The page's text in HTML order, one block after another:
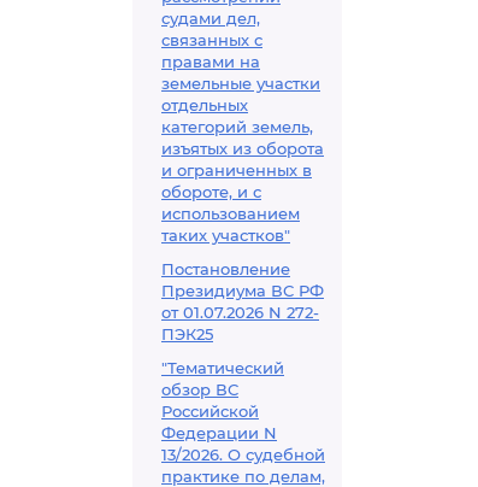
судами дел,
связанных с
правами на
земельные участки
отдельных
категорий земель,
изъятых из оборота
и ограниченных в
обороте, и с
использованием
таких участков"
Постановление
Президиума ВС РФ
от 01.07.2026 N 272-
ПЭК25
"Тематический
обзор ВС
Российской
Федерации N
13/2026. О судебной
практике по делам,